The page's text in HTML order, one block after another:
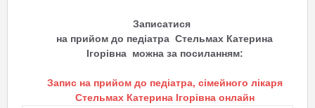
Записатися
на прийом до педіатра Стельмах Катерина
Ігорівна можна за посиланням:
Запис на прийом до педіатра, сімейного лікаря
Стельмах Катерина Ігорівна онлайн